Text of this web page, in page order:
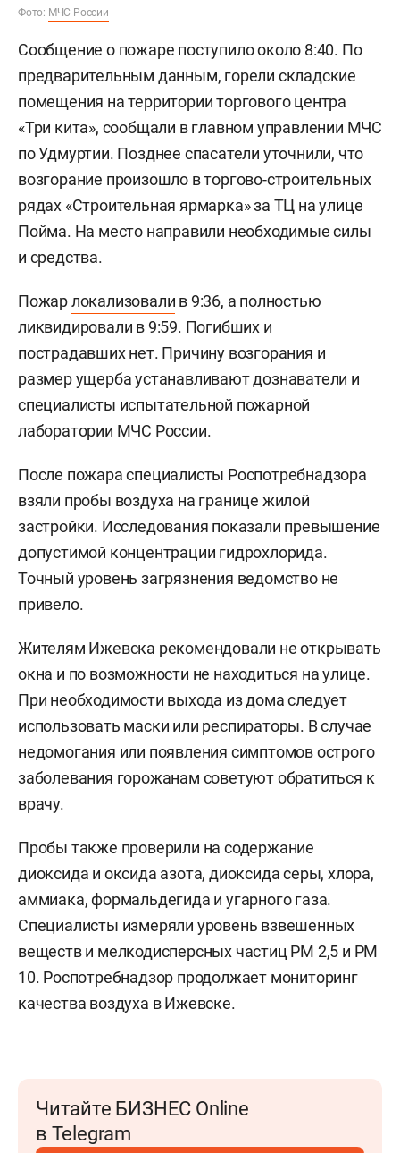
Фото: МЧС России
Сообщение о пожаре поступило около 8:40. По
предварительным данным, горели складские
помещения на территории торгового центра
«Три кита», сообщали в главном управлении МЧС
по Удмуртии. Позднее спасатели уточнили, что
возгорание произошло в торгово-строительных
рядах «Строительная ярмарка» за ТЦ на улице
Пойма. На место направили необходимые силы
и средства.
Пожарлокализовали в 9:36, а полностью
ликвидировали в 9:59. Погибших и
пострадавших нет. Причину возгорания и
размер ущерба устанавливают дознаватели и
специалисты испытательной пожарной
лаборатории МЧС России.
После пожара специалисты Роспотребнадзора
взяли пробы воздуха на границе жилой
застройки. Исследования показали превышение
допустимой концентрации гидрохлорида.
Точный уровень загрязнения ведомство не
привело.
Жителям Ижевска рекомендовали не открывать
окна и по возможности не находиться на улице.
При необходимости выхода из дома следует
использовать маски или респираторы. В случае
недомогания или появления симптомов острого
заболевания горожанам советуют обратиться к
врачу.
Пробы также проверили на содержание
диоксида и оксида азота, диоксида серы, хлора,
аммиака, формальдегида и угарного газа.
Специалисты измеряли уровень взвешенных
веществ и мелкодисперсных частиц PM 2,5 и PM
10. Роспотребнадзор продолжает мониторинг
качества воздуха в Ижевске.
Читайте БИЗНЕС Online
в Telegram